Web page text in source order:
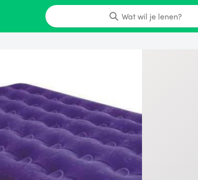
Wat wil je lenen?